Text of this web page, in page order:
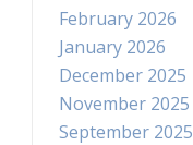
February 2026
January 2026
December 2025
November 2025
September 2025